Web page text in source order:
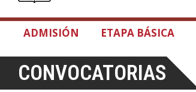
ADMISIÓN ETAPA BÁSICA
CONVOCATORIAS